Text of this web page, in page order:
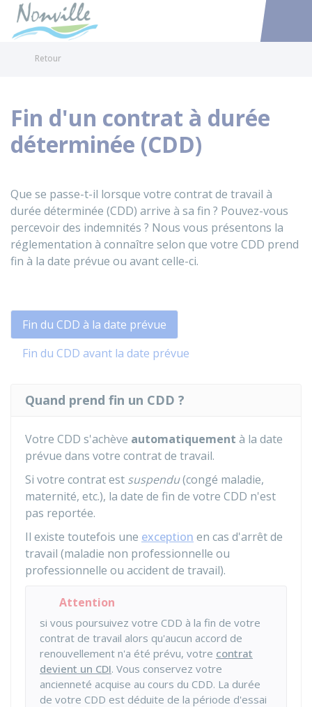
Accéder
Retour
Fin d'un contrat à durée
déterminée (CDD)
Que se passe-t-il lorsque votre contrat de travail à
durée déterminée (CDD) arrive à sa fin ? Pouvez-vous
percevoir des indemnités ? Nous vous présentons la
réglementation à connaître selon que votre CDD prend
fin à la date prévue ou avant celle-ci.
Fin du CDD à la date prévue
Fin du CDD avant la date prévue
Quand prend fin un CDD ?
Votre CDD s'achève automatiquement à la date
prévue dans votre contrat de travail.
Si votre contrat est suspendu(congé maladie,
maternité, etc.), la date de fin de votre CDD n'est
pas reportée.
Il existe toutefois une exception en cas d'arrêt de
travail (maladie non professionnelle ou
professionnelle ou accident de travail).
Attention
si vous poursuivez votre CDD à la fin de votre
contrat de travail alors qu'aucun accord de
renouvellement n'a été prévu, votre contrat
devient un CDI. Vous conservez votre
ancienneté acquise au cours du CDD. La durée
de votre CDD est déduite de la période d'essai